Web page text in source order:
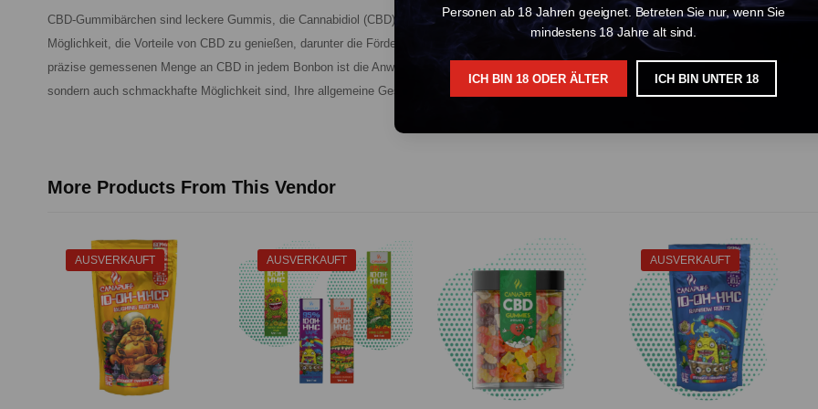
Personen ab 18 Jahren geeignet. Betreten Sie nur, wenn Sie
mindestens 18 Jahre alt sind.
ICH BIN 18 ODER ÄLTER ICH BIN UNTER 18
CBD-Gummibärchen sind leckere Gummis, die Cannabidiol (CBD) enthalten, eine natürliche Verbindung, die aus der Hanfpflanze gewonnen
Möglichkeit, die Vorteile von CBD zu genießen, darunter die Förderung von Entspannung, Stressabbau und die Unterstützung eines erholsamen
präzise gemessenen Menge an CBD in jedem Bonbon ist die Anwendung sehr bequem und kontrolliert. Wir bieten Gummibärchen in
sondern auch schmackhafte Möglichkeit sind, Ihre allgemeine Gesundheit und Ihr Wohlbefinden zu unterstützen.
More Products From This Vendor
AUSVERKAUFT AUSVERKAUFT AUSVERKAUFT